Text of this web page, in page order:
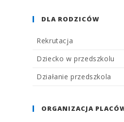
DLA RODZICÓW
Rekrutacja
Dziecko w przedszkolu
Działanie przedszkola
ORGANIZACJA